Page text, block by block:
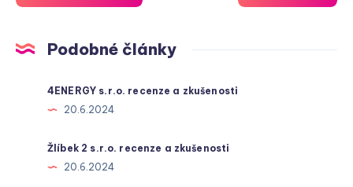
Podobné články
4ENERGY s.r.o. recenze a zkušenosti
20.6.2024
Žlíbek 2 s.r.o. recenze a zkušenosti
20.6.2024